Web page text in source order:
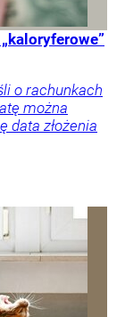
o rachunkach
można
data złożenia